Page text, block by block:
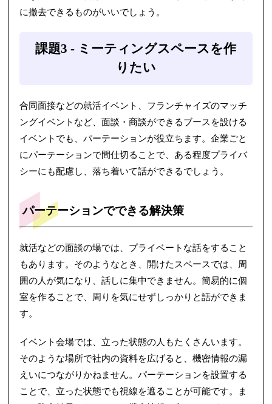
に撤去できるものがいいでしょう。
課題3 - ミーティングスペースを作
りたい
合同面接などの就活イベント、フランチャイズのマッチ
ングイベントなど、面談・商談ができるブースを設ける
イベントでも、パーテーションが役立ちます。企業ごと
にパーテーションで間仕切ることで、ある程度プライバ
シーにも配慮し、落ち着いて話ができるでしょう。
パーテーションでできる解決策
就活などの面談の場では、プライベートな話をすること
もあります。そのようなとき、開けたスペースでは、周
囲の人が気になり、話しに集中できません。簡易的に個
室を作ることで、周りを気にせずしっかりと話ができま
す。
イベント会場では、立った状態の人もたくさんいます。
そのような場所で社内の資料を広げると、機密情報の漏
えいにつながりかねません。パーテーションを設置する
ことで、立った状態でも視線を遮ることが可能です。ま